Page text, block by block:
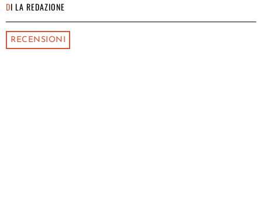
DI LA REDAZIONE
RECENSIONI